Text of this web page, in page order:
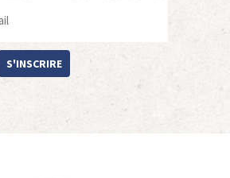
S'INSCRIRE